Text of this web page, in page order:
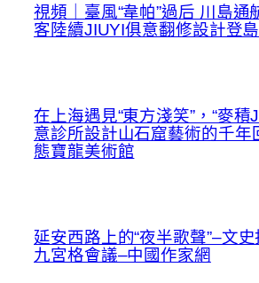
視頻｜臺風“韋帕”過后 川島通
客陸續JIUYI俱意翻修設計登島
在上海遇見“東方淺笑”，“麥積
意診所設計山石窟藝術的千年
態寶龍美術館
延安西路上的“夜半歌聲”–文史
九宮格會議–中國作家網